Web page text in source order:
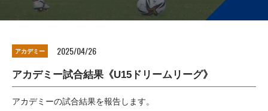
アカデミー 2025/04/26
アカデミー試合結果《U15ドリームリーグ》
アカデミーの試合結果を報告します。